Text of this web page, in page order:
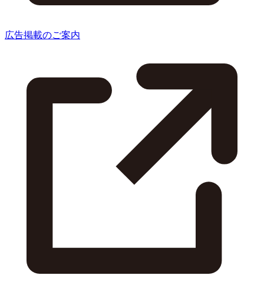
広告掲載のご案内